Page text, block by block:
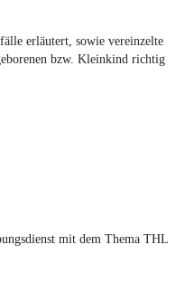
erläutert, sowie vereinzelte
bzw. Kleinkind richtig
mit dem Thema THL